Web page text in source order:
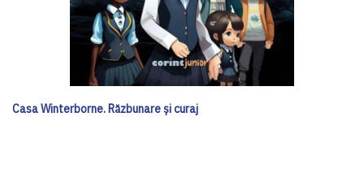
Casa Winterborne. Răzbunare și curaj